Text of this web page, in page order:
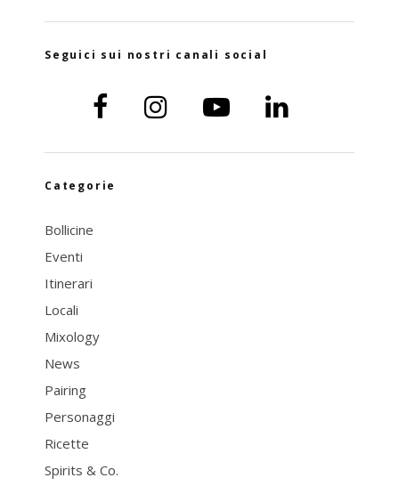
Seguici sui nostri canali social
Categorie
Bollicine
Eventi
Itinerari
Locali
Mixology
News
Pairing
Personaggi
Ricette
Spirits & Co.